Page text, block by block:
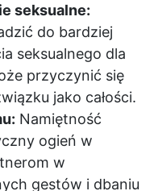
seksualne:
do bardziej
seksualnego dla
przyczynić się
jako całości.
Namiętność
ogień w
w
gestów i dbaniu